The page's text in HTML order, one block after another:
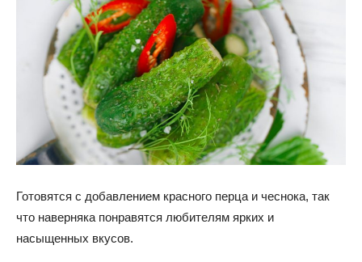
Готовятся с добавлением красного перца и чеснока, так
что наверняка понравятся любителям ярких и
насыщенных вкусов.